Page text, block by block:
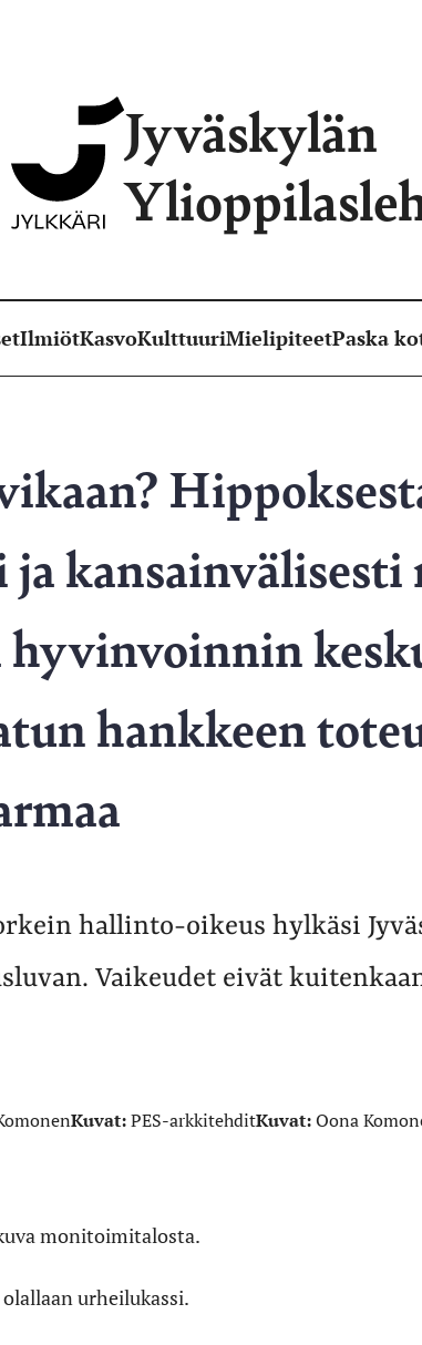
Jyväskylän
IlmiötKasvoKulttuuriMielipiteetPaska
ja
hankkeen
hallinto-oikeus hylkäsi
Vaikeudet eivät
Kuvat:PES-arkkitehditKuvat:Oona
monitoimitalosta.
urheilukassi.